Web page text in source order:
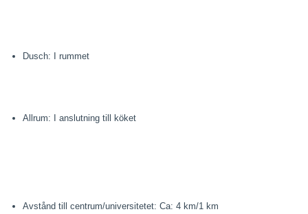
Dusch: I rummet
Allrum: I anslutning till köket
Avstånd till centrum/universitetet: Ca: 4 km/1 km